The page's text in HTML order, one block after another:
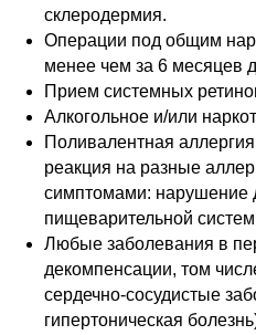
склеродермия.
Операции под общим
менее чем за 6 месяцев
Прием системных
Алкогольное и/или
Поливалентная
реакция на разные
симптомами: нарушение
пищеварительной
Любые заболевания в
декомпенсации, том
сердечно-сосудистые
гипертоническая